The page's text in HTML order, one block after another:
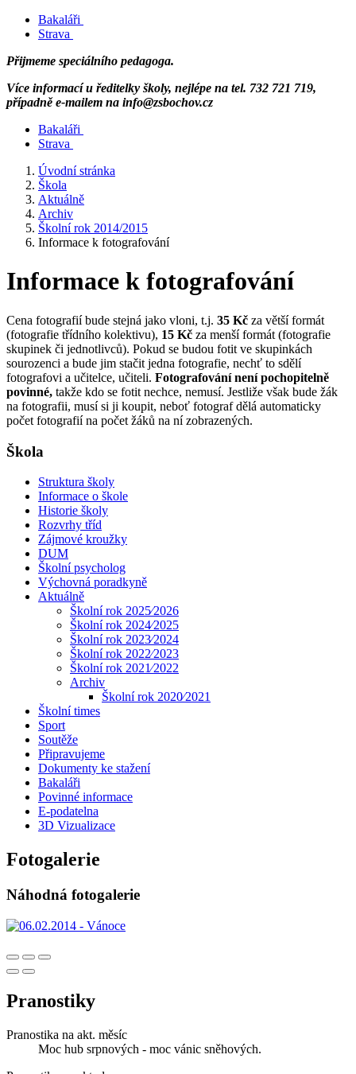
Bakaláři
Strava
Přijmeme speciálního pedagoga.
Více informací u ředitelky školy, nejlépe na tel. 732 721 719,
případně e-mailem na info@zsbochov.cz
Bakaláři
Strava
Úvodní stránka
Škola
Aktuálně
Archiv
Školní rok 2014/2015
Informace k fotografování
Informace k fotografování
Cena fotografií bude stejná jako vloni, t.j. 35 Kč za větší formát
(fotografie třídního kolektivu), 15 Kč za menší formát (fotografie
skupinek či jednotlivců). Pokud se budou fotit ve skupinkách
sourozenci a bude jim stačit jedna fotografie, nechť to sdělí
fotografovi a učitelce, učiteli. Fotografování není pochopitelně
povinné, takže kdo se fotit nechce, nemusí. Jestliže však bude žák
na fotografii, musí si ji koupit, neboť fotograf dělá automaticky
počet fotografií na počet žáků na ní zobrazených.
Škola
Struktura školy
Informace o škole
Historie školy
Rozvrhy tříd
Zájmové kroužky
DUM
Školní psycholog
Výchovná poradkyně
Aktuálně
Školní rok 2025⁄2026
Školní rok 2024⁄2025
Školní rok 2023⁄2024
Školní rok 2022⁄2023
Školní rok 2021⁄2022
Archiv
Školní rok 2020⁄2021
Školní times
Sport
Soutěže
Připravujeme
Dokumenty ke stažení
Bakaláři
Povinné informace
E-podatelna
3D Vizualizace
Fotogalerie
Náhodná fotogalerie
Pranostiky
Pranostika na akt. měsíc
Moc hub srpnových - moc vánic sněhových.